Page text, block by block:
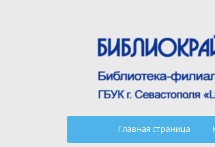
Главная страница